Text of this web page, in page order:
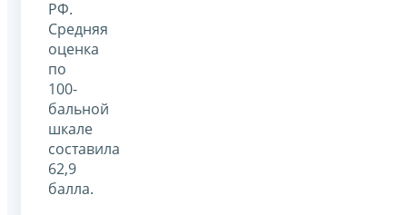
РФ.
Средняя
оценка
по
100-
бальной
шкале
составила
62,9
балла.